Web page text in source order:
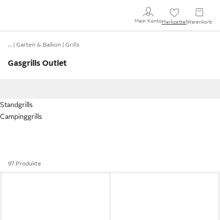
Mein KontoMerkzettel Warenkorb
… Garten & Balkon Grills
Gasgrills Outlet
Standgrills
Campinggrills
97 Produkte